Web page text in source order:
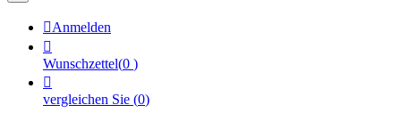
Anmelden

Wunschzettel(0 )

vergleichen Sie (0)